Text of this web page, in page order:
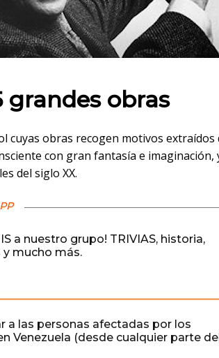
grandes obras
cuyas obras recogen motivos extraídos
con gran fantasía e imaginación,
del siglo XX.
a nuestro grupo! TRIVIAS, historia,
mucho más.
a las personas afectadas por los
Venezuela (desde cualquier parte